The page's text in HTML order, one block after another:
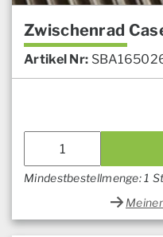
Zwischenrad
Artikel Nr:
Mindestbestellmenge: 1